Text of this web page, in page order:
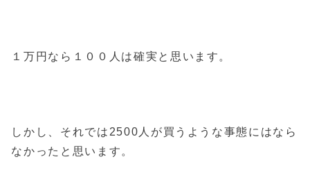
１万円なら１００人は確実と思います。
しかし、それでは2500人が買うような事態にはなら
なかったと思います。